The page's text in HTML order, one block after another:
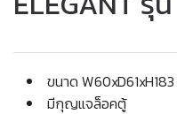
ขนาด
มีกุญแจล็อคตู้